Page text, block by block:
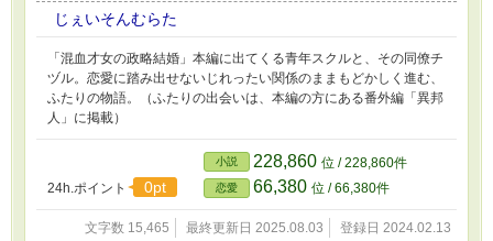
じぇいそんむらた
「混血才女の政略結婚」本編に出てくる青年スクルと、その同僚チ
ヅル。恋愛に踏み出せないじれったい関係のままもどかしく進む、
ふたりの物語。（ふたりの出会いは、本編の方にある番外編「異邦
人」に掲載）
24h.ポイント 0pt
小説 228,860 位 / 228,860件
恋愛 66,380 位 / 66,380件
文字数 15,465 最終更新日 2025.08.03 登録日 2024.02.13